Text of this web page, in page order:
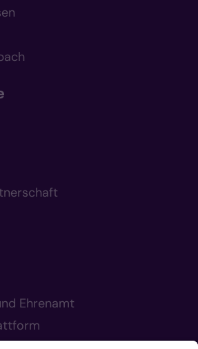
Ehrenamt